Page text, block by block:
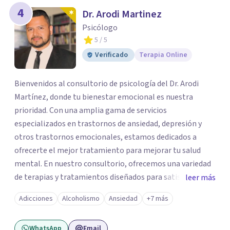
4 Dr. Arodi Martinez
Psicólogo
5 / 5
Verificado
Terapia Online
Bienvenidos al consultorio de psicología del Dr. Arodi
Martínez, donde tu bienestar emocional es nuestra
prioridad. Con una amplia gama de servicios
especializados en trastornos de ansiedad, depresión y
otros trastornos emocionales, estamos dedicados a
ofrecerte el mejor tratamiento para mejorar tu salud
mental. En nuestro consultorio, ofrecemos una variedad
de terapias y tratamientos diseñados para satisfacer tus
necesidades específicas: Terapia para Trastornos de
Ansiedad y Depresión: Somos expertos en el tratamiento
de la ansiedad y la depresión, utilizando enfoques
leer más
Adicciones Alcoholismo Ansiedad +7 más